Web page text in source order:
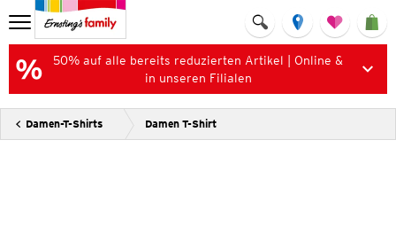
50% auf alle bereits reduzierten Artikel | Online &
in unseren Filialen
Damen-T-Shirts Damen T-Shirt